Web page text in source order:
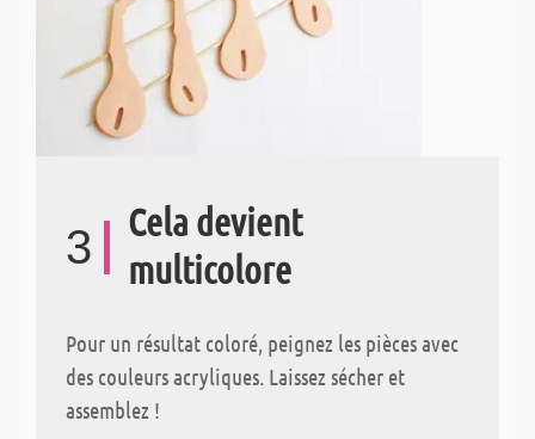
3
Cela devient
multicolore
Pour un résultat coloré, peignez les pièces avec
des couleurs acryliques. Laissez sécher et
assemblez !